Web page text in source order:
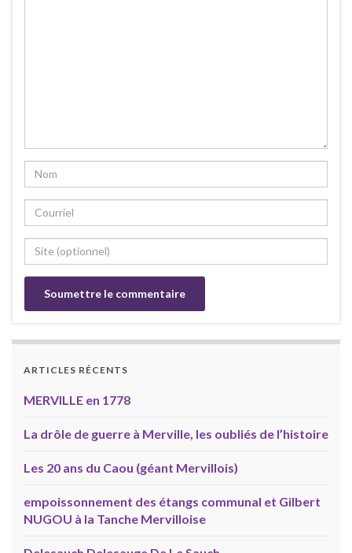
ARTICLES RÉCENTS
MERVILLE en 1778
La drôle de guerre à Merville, les oubliés de l’histoire
Les 20 ans du Caou (géant Mervillois)
empoissonnement des étangs communal et Gilbert
NUGOU à la Tanche Mervilloise